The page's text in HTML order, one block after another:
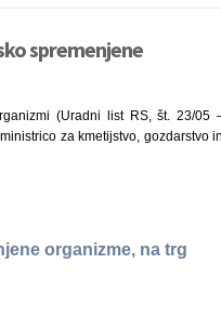
spremenjene
(Uradni list RS, št. 23/05
za kmetijstvo, gozdarstvo in
organizme, na trg